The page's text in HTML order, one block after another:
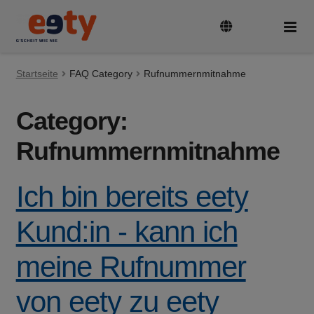
Zur
Navigation
Zum
Inhalt
Tarife & Geräte
Guthaben aufladen
SIM-Karte aktivieren und registrieren
Rufnummer mitnehmen
Startseite FAQ Category Rufnummernmitnahme
Category:
Rufnummernmitnahme
Ich bin bereits eety
Kund:in - kann ich
meine Rufnummer
von eety zu eety